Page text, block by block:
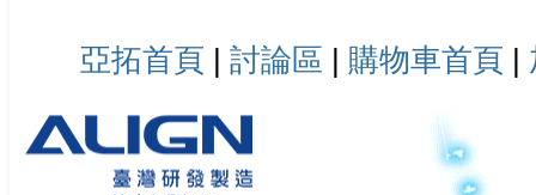
亞拓首頁 | 討論區 | 購物車首頁 |